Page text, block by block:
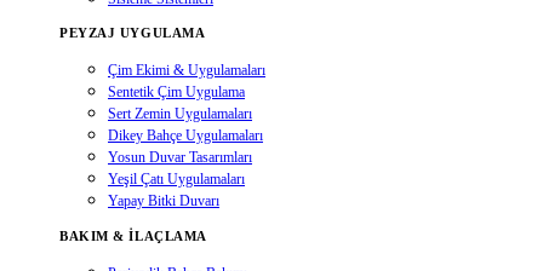
PEYZAJ UYGULAMA
Çim Ekimi & Uygulamaları
Sentetik Çim Uygulama
Sert Zemin Uygulamaları
Dikey Bahçe Uygulamaları
Yosun Duvar Tasarımları
Yeşil Çatı Uygulamaları
Yapay Bitki Duvarı
BAKIM & İLAÇLAMA